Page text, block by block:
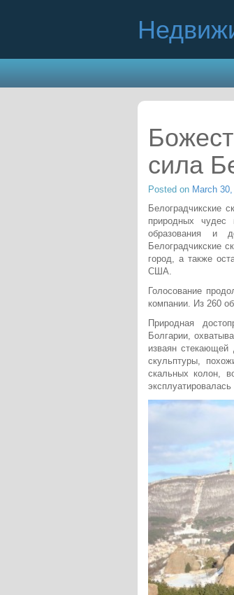
сила
Posted on March
Белоградчикские
природных чудес
образования и
Белоградчикские
город, а также
США.
Голосование
компании. Из 260
Природная
Болгарии,
изваян
скульптуры,
скальных колон,